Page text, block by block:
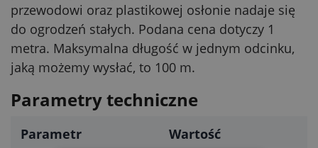
przewodowi oraz plastikowej osłonie nadaje się
do ogrodzeń stałych. Podana cena dotyczy 1
metra. Maksymalna długość w jednym odcinku,
jaką możemy wysłać, to 100 m.
Parametry techniczne
Parametr Wartość